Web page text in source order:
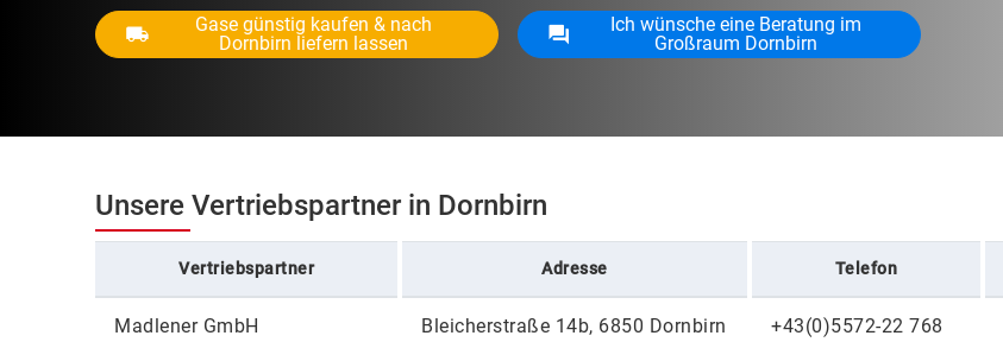
Gase günstig kaufen & nach
Dornbirn liefern lassen
Ich wünsche eine Beratung im
Großraum Dornbirn
Unsere Vertriebspartner in Dornbirn
Vertriebspartner Adresse Telefon
Madlener GmbH Bleicherstraße 14b, 6850 Dornbirn +43(0)5572-22 768